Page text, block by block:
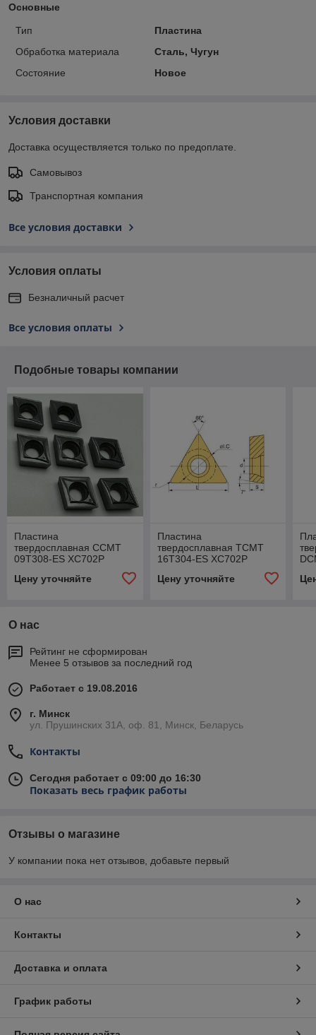
Основные
Тип
Пластина
Обработка материала
Сталь, Чугун
Состояние
Новое
Условия доставки
Доставка осуществляется только по предоплате.
Самовывоз
Транспортная компания
Все условия доставки
Условия оплаты
Безналичный расчет
Все условия оплаты
Подобные товары компании
Пластина
твердосплавная CCMT
09T308-ES XC702P
Цену уточняйте
Пластина
твердосплавная TCMT
16T304-ES XC702P
Цену уточняйте
О нас
Рейтинг не сформирован
Менее 5 отзывов за последний год
Работает с 19.08.2016
г. Минск
ул. Прушинских 31А, оф. 81, Минск, Беларусь
Контакты
Сегодня работает с 09:00 до 16:30
Показать весь график работы
Отзывы о магазине
У компании пока нет отзывов, добавьте первый
О нас
Контакты
Доставка и оплата
График работы